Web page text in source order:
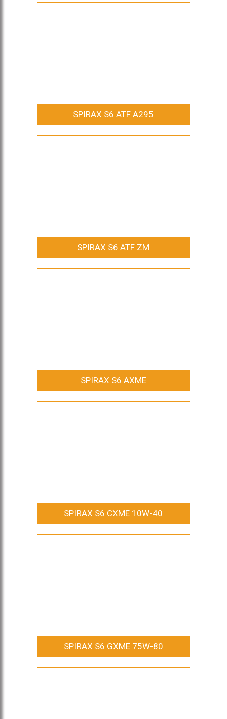
SPIRAX S6 ATF A295
SPIRAX S6 ATF ZM
SPIRAX S6 AXME
SPIRAX S6 CXME 10W-40
SPIRAX S6 GXME 75W-80